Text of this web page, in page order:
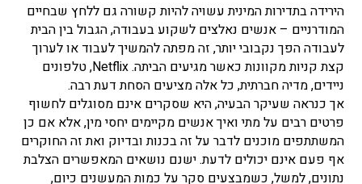
הירידה בתדירות המינית עשויה להיות קשורה גם ללחץ שבחיים
המודרניים – אנשים נאלצים לשקוע בעבודה, הגבול בין הבית
לעבודה הפך נקבובי יותר, זה מפתה להמשיך לעבוד או לערוך
קצת קניות מקוונות כאשר מגיעים הביתה. Netflix, טלפונים
ניידים, מדיה חברתית, כל אלה מציעים הסחת דעת רבה.
אך כנראה שעיקר הבעיה, היא שסקרים אינם מסוגלים לחשוף
פרטים רבים על מתי ואיך אנשים מקיימים יחסי מין, אלא אם כן
המשתתפים מוכנים לדבר על זה בכנות ובדיוק ואת זה החוקרים
אף פעם אינם יכולים לדעת. ישנם נושאים המאפשרים הצלבת
נתונים, למשל, כשמבצעים סקר על כמות המעשנים כיום,